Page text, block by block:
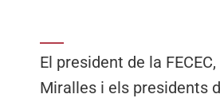
El president de la
Miralles i els presidents